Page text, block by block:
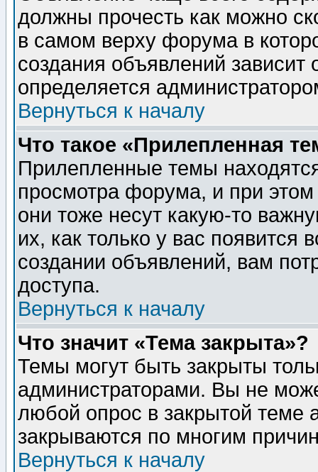
должны прочесть как можно
в самом верху форума в
создания объявлений зависит
определяется
Вернуться к началу
Что такое «Прилепленная
Прилепленные темы
просмотра форума, и при
они тоже несут какую-то
их, как только у вас появится
создании объявлений, вам
доступа.
Вернуться к началу
Что значит «Тема закрыта»?
Темы могут быть закрыты
администраторами. Вы не
любой опрос в закрытой теме
закрываются по многим
Вернуться к началу